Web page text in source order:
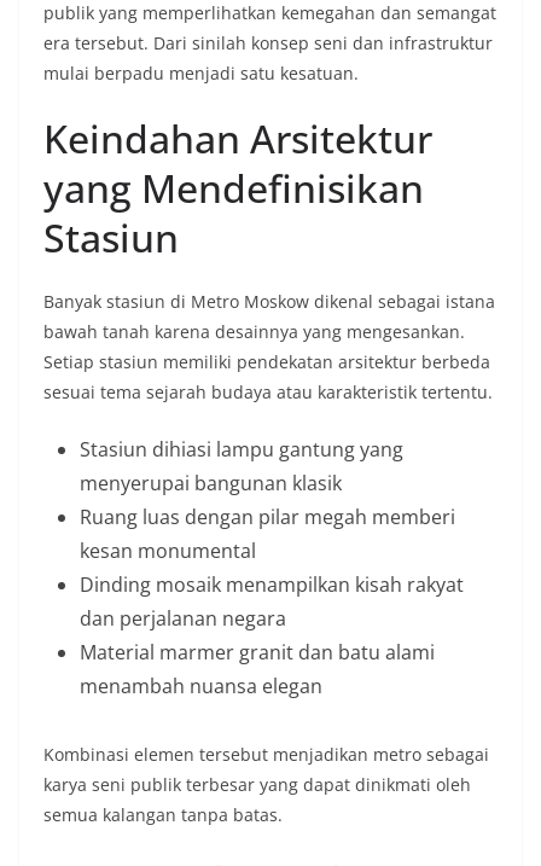
publik yang memperlihatkan kemegahan dan semangat
era tersebut. Dari sinilah konsep seni dan infrastruktur
mulai berpadu menjadi satu kesatuan.
Keindahan Arsitektur
yang Mendefinisikan
Stasiun
Banyak stasiun di Metro Moskow dikenal sebagai istana
bawah tanah karena desainnya yang mengesankan.
Setiap stasiun memiliki pendekatan arsitektur berbeda
sesuai tema sejarah budaya atau karakteristik tertentu.
Stasiun dihiasi lampu gantung yang
menyerupai bangunan klasik
Ruang luas dengan pilar megah memberi
kesan monumental
Dinding mosaik menampilkan kisah rakyat
dan perjalanan negara
Material marmer granit dan batu alami
menambah nuansa elegan
Kombinasi elemen tersebut menjadikan metro sebagai
karya seni publik terbesar yang dapat dinikmati oleh
semua kalangan tanpa batas.